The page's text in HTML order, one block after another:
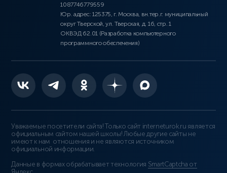
1087746779559
Юр. адрес: 125375, г. Москва, вн.тер.г. муниципальный
округ Тверской, ул. Тверская, д. 16, стр. 1
ОКВЭД 62.01 (Разработка компьютерного
программного обеспечения)
Уважаемые посетители сайта! Только сайт interneturok.ru является
официальным сайтом нашей школы! Любые другие сайты не
имеют к нам отношения и не являются источником
официальной информации.
Данные в формах обрабатывает технология SmartCaptcha от